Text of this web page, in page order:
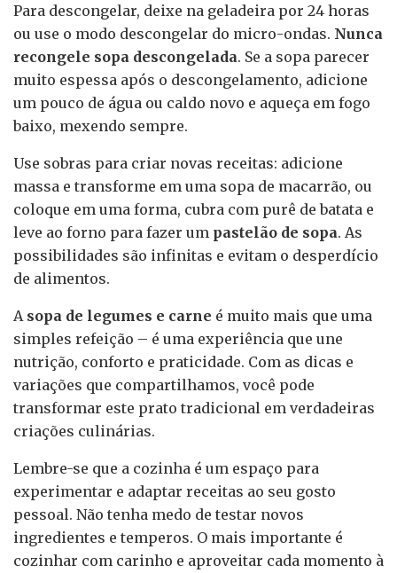
Para descongelar, deixe na geladeira por 24 horas
ou use o modo descongelar do micro-ondas. Nunca
recongele sopa descongelada. Se a sopa parecer
muito espessa após o descongelamento, adicione
um pouco de água ou caldo novo e aqueça em fogo
baixo, mexendo sempre.
Use sobras para criar novas receitas: adicione
massa e transforme em uma sopa de macarrão, ou
coloque em uma forma, cubra com purê de batata e
leve ao forno para fazer um pastelão de sopa. As
possibilidades são infinitas e evitam o desperdício
de alimentos.
A sopa de legumes e carne é muito mais que uma
simples refeição – é uma experiência que une
nutrição, conforto e praticidade. Com as dicas e
variações que compartilhamos, você pode
transformar este prato tradicional em verdadeiras
criações culinárias.
Lembre-se que a cozinha é um espaço para
experimentar e adaptar receitas ao seu gosto
pessoal. Não tenha medo de testar novos
ingredientes e temperos. O mais importante é
cozinhar com carinho e aproveitar cada momento à